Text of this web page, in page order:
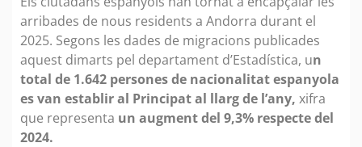
arribades de nous residents a Andorra durant el
2025. Segons les dades de migracions publicades
aquest dimarts pel departament d’Estadística, un
total de 1.642 persones de nacionalitat espanyola
es van establir al Principat al llarg de l’any, xifra
que representa un augment del 9,3% respecte del
2024.